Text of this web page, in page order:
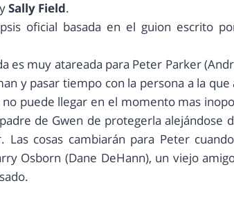
Sally Field.
oficial basada en el guion escrito
es muy atareada para Peter Parker
y pasar tiempo con la persona a la que
puede llegar en el momento mas
de Gwen de protegerla alejándose
cosas cambiarán para Peter
Osborn (Dane DeHann), un viejo